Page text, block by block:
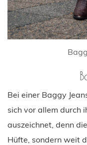
Bei einer Baggy
sich vor allem durch
auszeichnet, denn
Hüfte, sondern weit